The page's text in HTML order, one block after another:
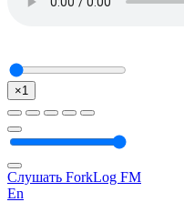
×1
Слушать ForkLog FM
En